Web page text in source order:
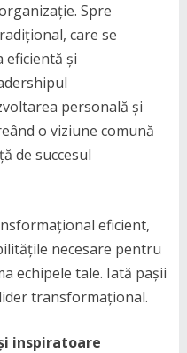
Spre
care se
eficientă și
personală și
o viziune comună
de succesul
eficient,
necesare pentru
echipele tale. Iată pașii
transformațional.
inspiratoare